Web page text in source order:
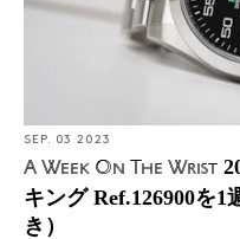
SEP. 03 2023
A Week On The Wrist
キング Ref.126900を
き）